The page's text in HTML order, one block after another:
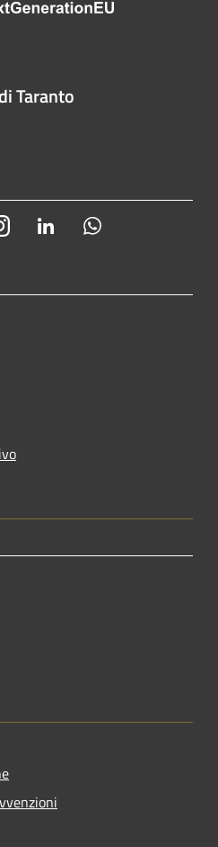
Taranto
Instagram LinkedIn